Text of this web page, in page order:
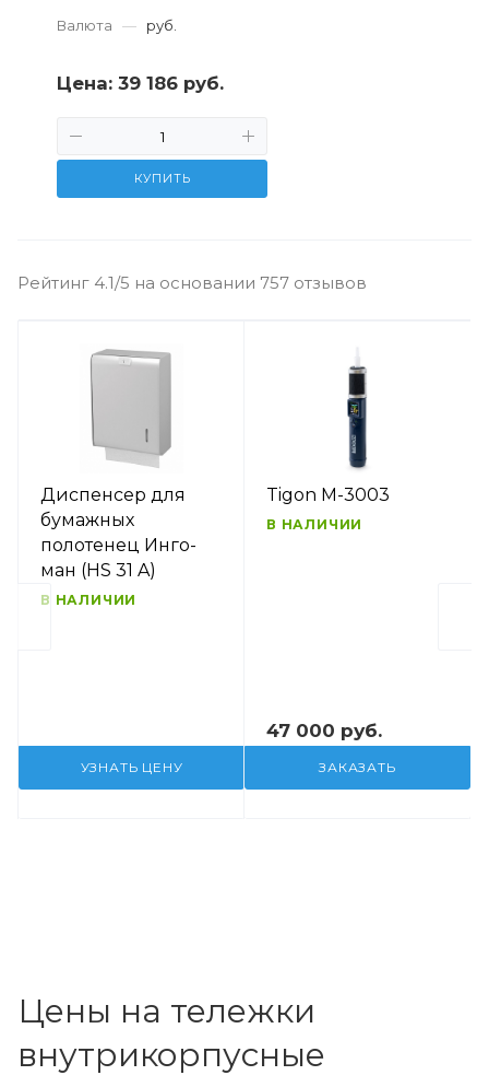
Валюта — руб.
Цена: 39 186 руб.
КУПИТЬ
Рейтинг 4.1/5 на основании 757 отзывов
Диспенсер для
бумажных
полотенец Инго-
ман (HS 31 A)
В НАЛИЧИИ
УЗНАТЬ ЦЕНУ
Tigon M-3003
В НАЛИЧИИ
47 000 руб.
ЗАКАЗАТЬ
Цены на тележки
внутрикорпусные